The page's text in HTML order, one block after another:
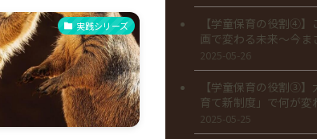
実践シリーズ
【学童保育の役割④
画で変わる未来～今ま
2025-05-26
【学童保育の役割③
育て新制度」で何が変
2025-05-25